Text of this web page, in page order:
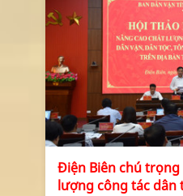
Điện Biên chú trọng
lượng công tác dân